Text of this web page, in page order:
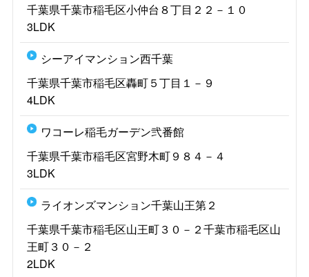
千葉県千葉市稲毛区小仲台８丁目２２－１０
3LDK
シーアイマンション西千葉
千葉県千葉市稲毛区轟町５丁目１－９
4LDK
ワコーレ稲毛ガーデン弐番館
千葉県千葉市稲毛区宮野木町９８４－４
3LDK
ライオンズマンション千葉山王第２
千葉県千葉市稲毛区山王町３０－２千葉市稲毛区山
王町３０－２
2LDK